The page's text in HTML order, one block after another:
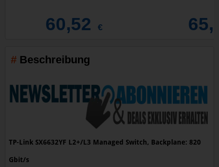
60,52 €
Beschreibung
TP-Link SX6632YF L2+/L3 Managed Switch, Backplane: 820
Gbit/s